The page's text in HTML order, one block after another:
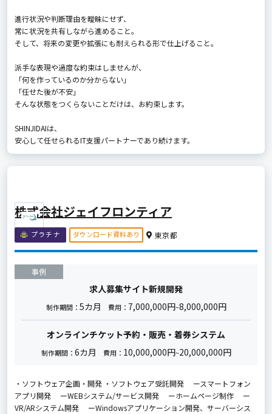
進行状況や判断理由を曖昧にせず、
常に状況を共有しながら進めること。
そして、将来の変更や拡張にも耐えられる形で仕上げること。
派手な表現や過度な約束はしませんが、
「何を作っているのか分からない」
「任せた後が不安」
そんな状態をつくらないことだけは、お約束します。
SHINJIDAIは、
安心して任せられるIT支援パートナーであり続けます。
株式会社ジェイフロンティア
プラチナ ダウンロード資料あり 東京都
事例
求人募集サイト新規開発
制作期間： 5カ月 費用： 7,000,000円~8,000,000円
オンラインチケット予約・販売・着券システム
制作期間： 6カ月 費用： 10,000,000円~20,000,000円
・ソフトウェア企画・開発 ・ソフトウェア受託開発 ースマートフォン
アプリ開発 ーWEBシステム/サービス開発 ーホームページ制作 ー
VR/ARシステム開発 ーWindowsアプリケーション開発、サーバーシス